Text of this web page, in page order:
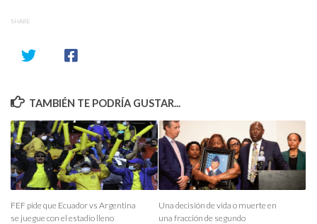
SHARE
TAMBIÉN TE PODRÍA GUSTAR...
FEF pide que Ecuador vs Argentina
se juegue con el estadio lleno
Una decisión de vida o muerte en
una fracción de segundo